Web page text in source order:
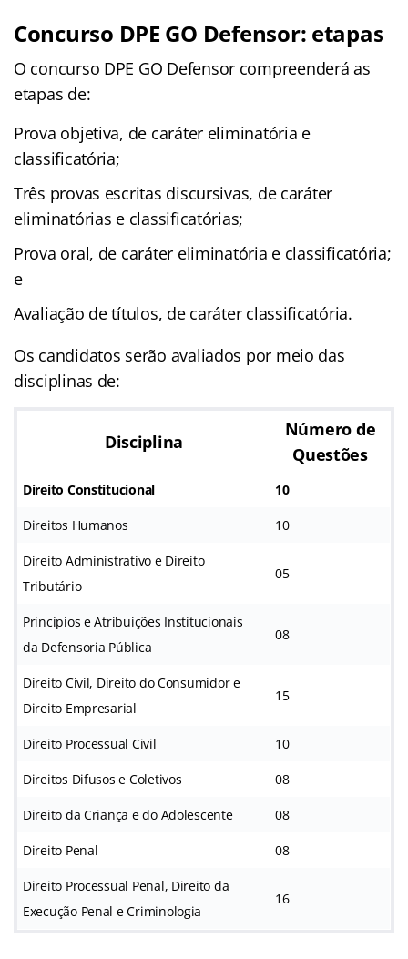
Concurso DPE GO Defensor: etapas
O concurso DPE GO Defensor compreenderá as
etapas de:
Prova objetiva, de caráter eliminatória e
classificatória;
Três provas escritas discursivas, de caráter
eliminatórias e classificatórias;
Prova oral, de caráter eliminatória e classificatória;
e
Avaliação de títulos, de caráter classificatória.
Os candidatos serão avaliados por meio das
disciplinas de:
Disciplina
Número de
Questões
Direito Constitucional 10
Direitos Humanos 10
Direito Administrativo e Direito
Tributário
05
Princípios e Atribuições Institucionais
da Defensoria Pública
08
Direito Civil, Direito do Consumidor e
Direito Empresarial
15
Direito Processual Civil 10
Direitos Difusos e Coletivos 08
Direito da Criança e do Adolescente 08
Direito Penal 08
Direito Processual Penal, Direito da
Execução Penal e Criminologia
16